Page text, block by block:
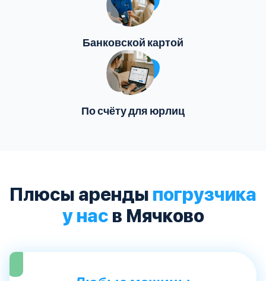
Банковской картой
По счёту для юрлиц
Плюсы аренды погрузчика
у нас в Мячково